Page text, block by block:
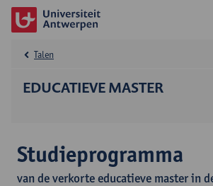
EDUCATIEVE MASTER
Talen
Studieprogramma
van de verkorte educatieve master in